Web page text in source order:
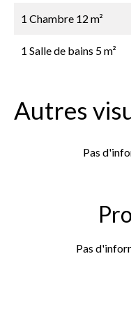
1 Chambre 12 m²
1 Salle de bains 5 m²
Autres
Pas
Pas